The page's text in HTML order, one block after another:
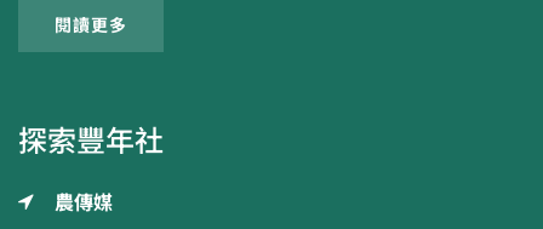
閱讀更多
探索豐年社
農傳媒